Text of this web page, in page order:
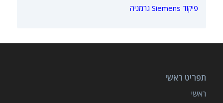
פיקוד Siemens גרמניה
תפריט ראשי
ראשי